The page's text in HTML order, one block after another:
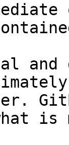
and